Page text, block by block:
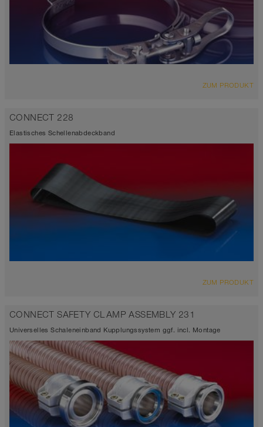
ZUM PRODUKT
CONNECT 228
Elastisches Schellenabdeckband
ZUM PRODUKT
CONNECT SAFETY CLAMP ASSEMBLY 231
Universelles Schaleneinband Kupplungssystem ggf. incl. Montage